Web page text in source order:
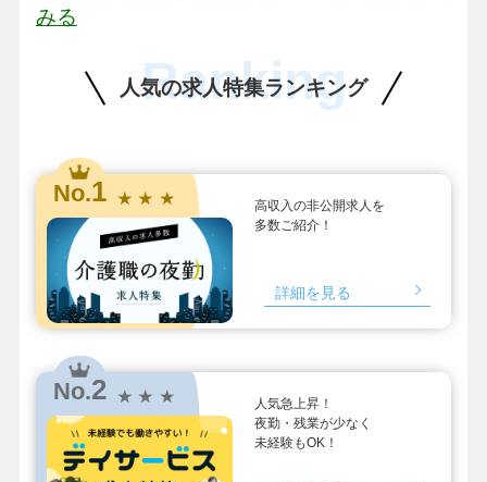
みる
人気の求人特集ランキング
Ranking
No.1 ★ ★ ★
高収入の非公開求人を
多数ご紹介！
詳細を見る
No.2 ★ ★ ★
人気急上昇！
夜勤・残業が少なく
未経験もOK！